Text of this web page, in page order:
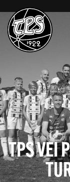
TPS VEI